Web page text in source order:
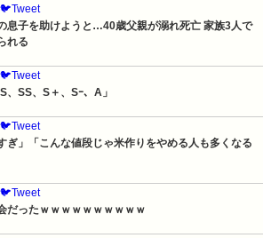
🐦Tweet
息子を助けようと…40歳父親が溺れ死亡 家族3人で
れる
🐦Tweet
、SS、S＋、Sｰ、A」
🐦Tweet
ぎ」「こんな値段じゃ米作りをやめる人も多くなる
🐦Tweet
だったｗｗｗｗｗｗｗｗｗｗ